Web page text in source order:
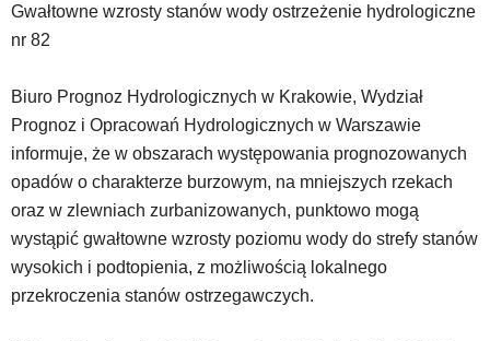
standardowy
sposób.
mogą
się
znajdować
powszechnie
elementy
wideo
portalu
Gwałtowne wzrosty stanów wody ostrzeżenie hydrologiczne
nr 82
Biuro Prognoz Hydrologicznych w Krakowie, Wydział
Prognoz i Opracowań Hydrologicznych w Warszawie
informuje, że w obszarach występowania prognozowanych
opadów o charakterze burzowym, na mniejszych rzekach
oraz w zlewniach zurbanizowanych, punktowo mogą
wystąpić gwałtowne wzrosty poziomu wody do strefy stanów
wysokich i podtopienia, z możliwością lokalnego
przekroczenia stanów ostrzegawczych.